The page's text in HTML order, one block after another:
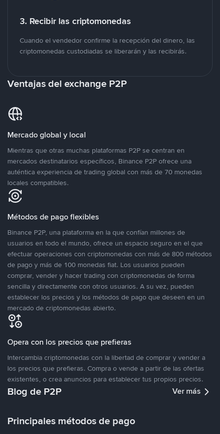
3. Recibir las criptomonedas
Cuando el vendedor confirme la recepción del dinero, las
criptomonedas custodiadas se liberarán y las recibirás.
Ventajas del exchange P2P
Mercado global y local
Mientras que otras muchas plataformas P2P se centran en
mercados destinatarios específicos, Binance P2P ofrece una
auténtica experiencia de trading global con más de 70 monedas
locales compatibles.
Métodos de pago flexibles
Binance P2P, una plataforma en la que confían millones de
usuarios en todo el mundo, ofrece un espacio seguro en el que
efectuar operaciones con criptomonedas con más de 800 métodos
de pago y más de 100 monedas fiat. Los usuarios pueden
comprar, vender y hacer trading con criptomonedas de forma
sencilla y directamente con otros usuarios. A su vez, pueden
establecer los precios y los métodos de pago que deseen en un
mercado de criptomonedas abierto.
Opera con los precios que prefieras
Intercambia criptomonedas con la libertad de comprar y vender a
los precios que prefieras. Compra o vende a partir de las ofertas
existentes, o crea anuncios para establecer tus propios precios.
Blog de P2P Ver más
Principales métodos de pago